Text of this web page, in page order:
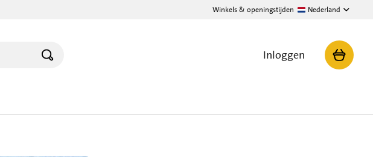
Winkels & openingstijden Nederland
Inloggen